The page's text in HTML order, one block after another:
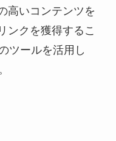
高いコンテンツを
ンクを獲得するこ
ツールを活用し